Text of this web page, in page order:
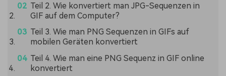
Teil 2. Wie konvertiert man JPG-Sequenzen in
GIF auf dem Computer?
Teil 3. Wie man PNG Sequenzen in GIFs auf
mobilen Geräten konvertiert
Teil 4. Wie man eine PNG Sequenz in GIF online
konvertiert